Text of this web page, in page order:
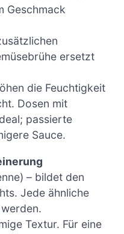
Geschmack
ersetzt
die Feuchtigkeit
Dosen mit
passierte
Sauce.
– bildet den
Jede ähnliche
Textur. Für eine